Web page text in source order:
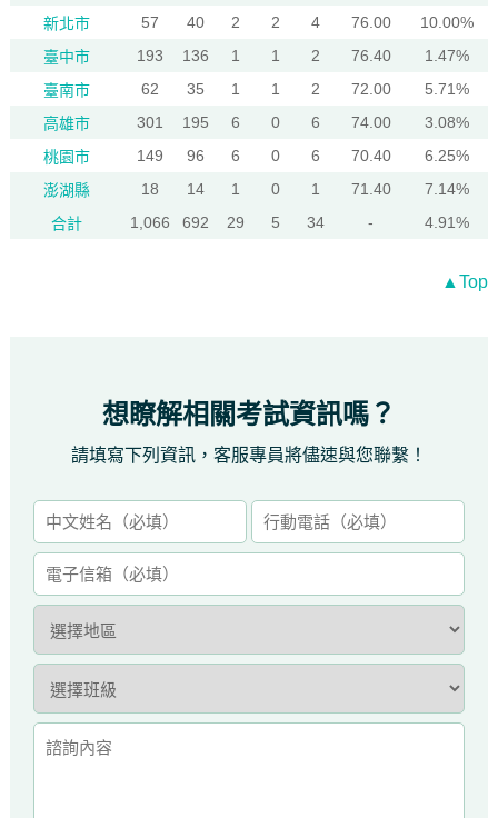
新北市
57 40 2 2 4 76.00
10.00%
臺中市
193 136 1 1 2 76.40
1.47%
臺南市
62 35 1 1 2 72.00
5.71%
高雄市
301 195 6 0 6 74.00
3.08%
桃園市
149 96 6 0 6 70.40
6.25%
澎湖縣
18 14 1 0 1 71.40
7.14%
合計
1,066 692 29 5 34 - 4.91%
▲Top
想瞭解相關考試資訊嗎？
請填寫下列資訊，客服專員將儘速與您聯繫！